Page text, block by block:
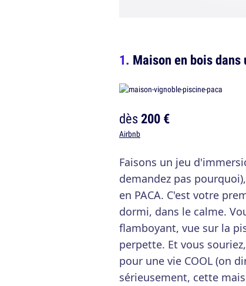
Maison en bois dans
dès200 €
Airbnb
Faisons un jeu
demandez pas
en PACA. C'est votre
dormi, dans le calme.
flamboyant, vue sur la
perpette. Et vous
pour une vie COOL (on
sérieusement, cette